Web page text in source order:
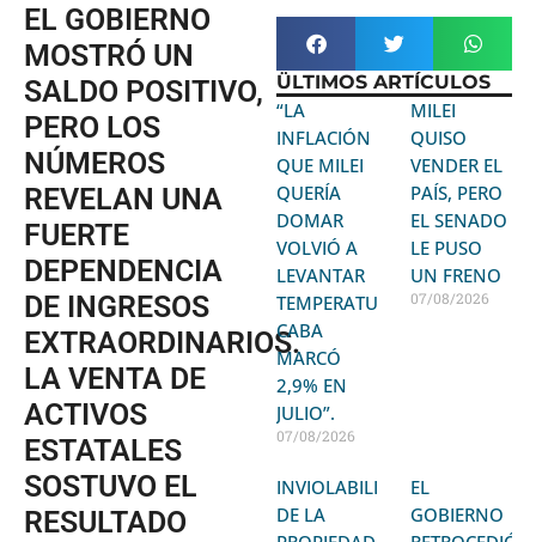
EL GOBIERNO
MOSTRÓ UN
SALDO POSITIVO,
PERO LOS
NÚMEROS
REVELAN UNA
FUERTE
DEPENDENCIA
DE INGRESOS
EXTRAORDINARIOS.
LA VENTA DE
ACTIVOS
ESTATALES
SOSTUVO EL
RESULTADO
ÜLTIMOS ARTÍCULOS
“LA
INFLACIÓN
QUE MILEI
QUERÍA
DOMAR
VOLVIÓ A
LEVANTAR
TEMPERATURA:
CABA
MARCÓ
2,9% EN
JULIO”.
07/08/2026
MILEI
QUISO
VENDER EL
PAÍS, PERO
EL SENADO
LE PUSO
UN FRENO
07/08/2026
INVIOLABILIDAD
DE LA
EL
GOBIERNO